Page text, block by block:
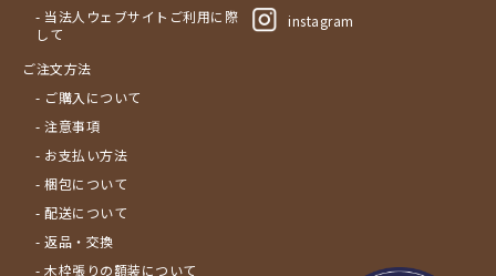
- 当法人ウェブサイトご利用に際
して
ご注文方法
- ご購入について
- 注意事項
- お支払い方法
- 梱包について
- 配送について
- 返品・交換
- 木枠張りの額装について
instagram